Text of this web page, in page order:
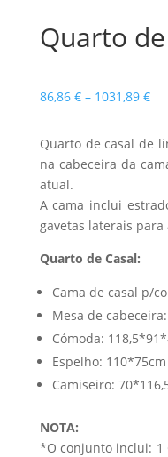
Quarto
86,86 € – 1031,89 €
Quarto de casal de
na cabeceira da
atual.
A cama inclui
gavetas laterais para
Quarto de Casal:
Cama de casal p/
Mesa de
Cómoda:
Espelho: 110*75cm
Camiseiro:
NOTA:
*O conjunto inclui: 1